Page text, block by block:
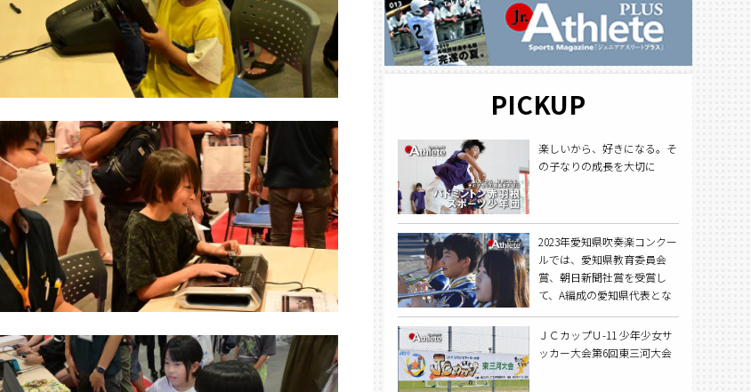
PICKUP
楽しいから、好きになる。そ
の子なりの成長を大切に
2023年愛知県吹奏楽コンクー
ルでは、愛知県教育委員会
賞、朝日新聞社賞を受賞し
て、A編成の愛知県代表とな
ＪＣカップＵ-11 少年少女サ
ッカー大会第6回東三河大会